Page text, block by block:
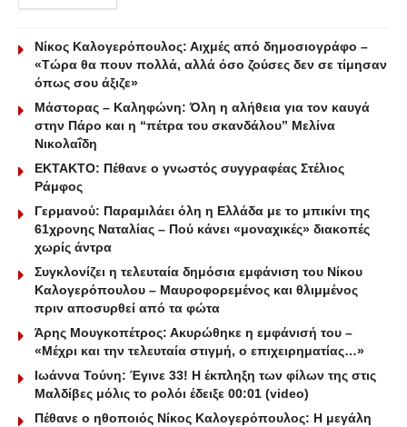
Νίκος Καλογερόπουλος: Αιχμές από δημοσιογράφο –
«Τώρα θα πουν πολλά, αλλά όσο ζούσες δεν σε τίμησαν
όπως σου άξιζε»
Μάστορας – Καληφώνη: Όλη η αλήθεια για τον καυγά
στην Πάρο και η “πέτρα του σκανδάλου” Μελίνα
Νικολαΐδη
ΕΚΤΑΚΤΟ: Πέθανε ο γνωστός συγγραφέας Στέλιος
Ράμφος
Γερμανού: Παραμιλάει όλη η Ελλάδα με το μπικίνι της
61χρονης Ναταλίας – Πού κάνει «μοναχικές» διακοπές
χωρίς άντρα
Συγκλονίζει η τελευταία δημόσια εμφάνιση του Νίκου
Καλογερόπουλου – Μαυροφορεμένος και θλιμμένος
πριν αποσυρθεί από τα φώτα
Άρης Μουγκοπέτρος: Ακυρώθηκε η εμφάνισή του –
«Mέχρι και την τελευταία στιγμή, ο επιχειρηματίας…»
Ιωάννα Τούνη: Έγινε 33! Η έκπληξη των φίλων της στις
Μαλδίβες μόλις το ρολόι έδειξε 00:01 (video)
Πέθανε ο ηθοποιός Νίκος Καλογερόπουλος: Η μεγάλη